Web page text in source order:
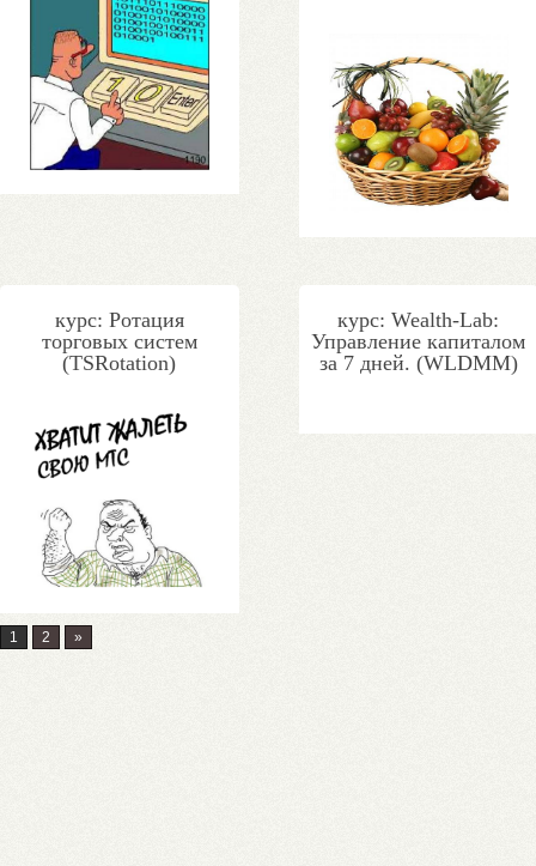
курс: Ротация
торговых систем
(TSRotation)
курс: Wealth-Lab:
Управление капиталом
за 7 дней. (WLDMM)
1 2 »